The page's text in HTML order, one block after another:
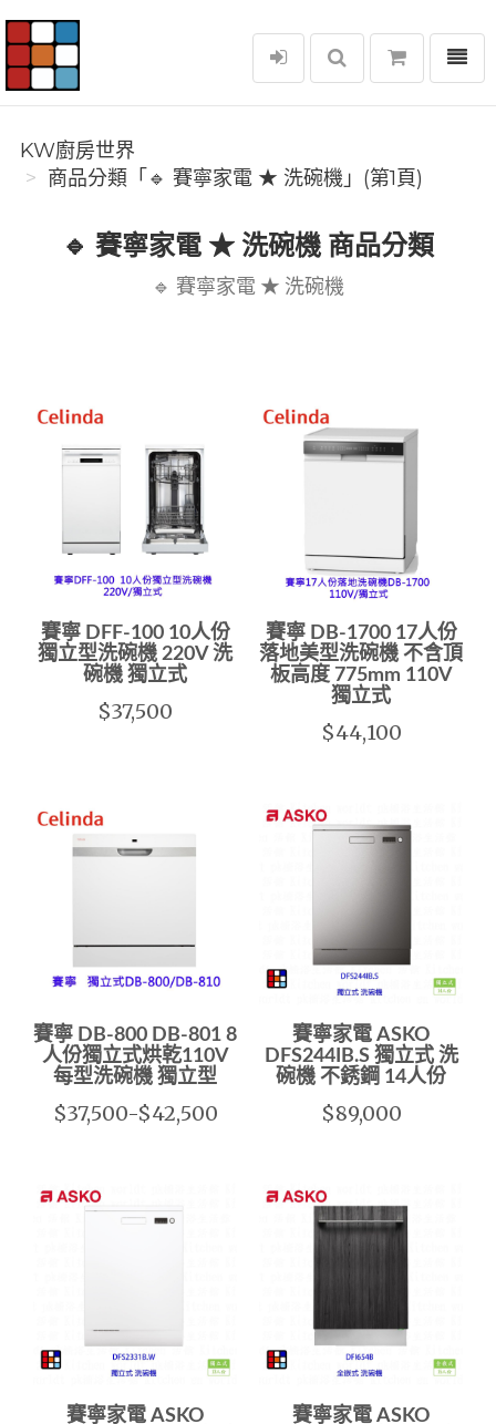
KW廚房世界
選單
KW廚房世界
商品分類「🔹 賽寧家電 ★ 洗碗機」(第1頁)
🔹 賽寧家電 ★ 洗碗機 商品分類
🔹 賽寧家電 ★ 洗碗機
賽寧 DFF-100 10人份
獨立型洗碗機 220V 洗
碗機 獨立式
$37,500
賽寧 DB-1700 17人份
落地美型洗碗機 不含頂
板高度 775mm 110V
獨立式
$44,100
賽寧 DB-800 DB-801 8
人份獨立式烘乾110V
每型洗碗機 獨立型
$37,500-$42,500
賽寧家電 ASKO
DFS244IB.S 獨立式 洗
碗機 不銹鋼 14人份
$89,000
賽寧家電 ASKO
賽寧家電 ASKO